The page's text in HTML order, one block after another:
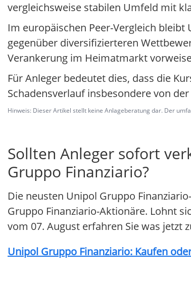
vergleichsweise stabilen Umfeld mit
Im europäischen Peer-Vergleich
gegenüber diversifizierteren
Verankerung im Heimatmarkt
Für Anleger bedeutet dies, dass die
Schadensverlauf insbesondere von
Hinweis: Dieser Artikel stellt keine Anlageberatung dar. Der
Sollten Anleger sofort
Gruppo Finanziario?
Die neusten Unipol Gruppo
Gruppo Finanziario-Aktionäre. Lohnt
vom 07. August erfahren Sie was jetzt
Unipol Gruppo Finanziario: Kaufen